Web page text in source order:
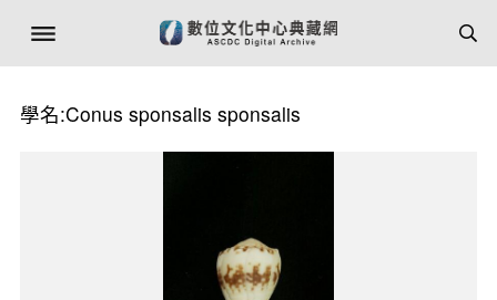
學名:Conus sponsalis sponsalis